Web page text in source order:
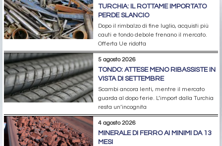
TURCHIA: IL ROTTAME IMPORTATO
PERDE SLANCIO
Dopo il rimbalzo di fine luglio, acquisti più
cauti e tondo debole frenano il mercato.
Offerta Ue ridotta
5 agosto 2026
TONDO: ATTESE MENO RIBASSISTE IN
VISTA DI SETTEMBRE
Scambi ancora lenti, mentre il mercato
guarda al dopo ferie. L’import dalla Turchia
resta un’incognita
4 agosto 2026
MINERALE DI FERRO AI MINIMI DA 13
MESI